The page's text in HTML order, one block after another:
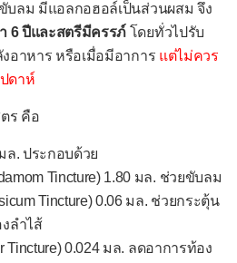
แก้คัน แก้แพ้
(CPM)
(Benadryl®)
บลม มีแอลกอฮอล์เป็นส่วนผสม จึง
6 ปีและสตรีมีครรภ์ โดยทั่วไปรับ
อาหาร หรือเมื่อมีอาการ แต่ไม่ควร
ดาห์
ร คือ
ล. ประกอบด้วย
Tincture) 1.80 มล. ช่วยขับลม
Tincture) 0.06 มล. ช่วยกระตุ้น
ลำไส้
Tincture) 0.024 มล. ลดอาการท้อง